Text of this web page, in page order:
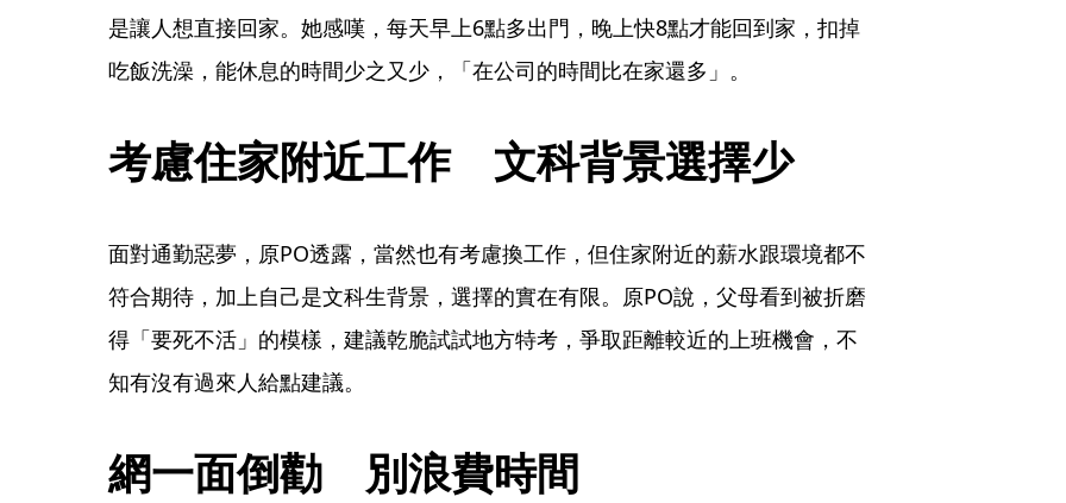
是讓人想直接回家。她感嘆，每天早上6點多出門，晚上快8點才能回到家，扣掉
吃飯洗澡，能休息的時間少之又少，「在公司的時間比在家還多」。
考慮住家附近工作　文科背景選擇少
面對通勤惡夢，原PO透露，當然也有考慮換工作，但住家附近的薪水跟環境都不
符合期待，加上自己是文科生背景，選擇的實在有限。原PO說，父母看到被折磨
得「要死不活」的模樣，建議乾脆試試地方特考，爭取距離較近的上班機會，不
知有沒有過來人給點建議。
網一面倒勸　別浪費時間